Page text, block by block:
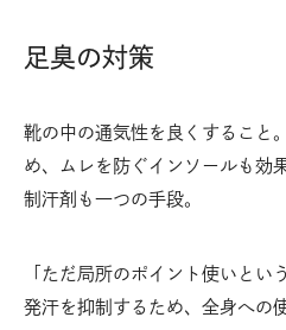
足臭の対策
靴の中の通気性を良くすること
め、ムレを防ぐインソールも効
制汗剤も一つの手段。
「ただ局所のポイント使いとい
発汗を抑制するため、全身への